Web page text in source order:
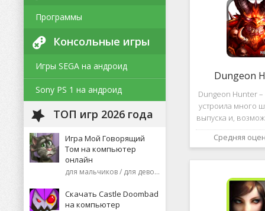
Программы
Консольные игры
Игры SEGA на андроид
Sony PS 1 на андроид
ТОП игр 2026 года
Игра Мой Говорящий
Том на компьютер
онлайн
для мальчиков / для девочек
Скачать Castle Doombad
на компьютер
Dungeon
Dungeon Hunter –
устроила много
выпуска и,
такому
необычную
Средняя